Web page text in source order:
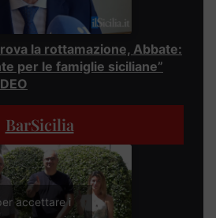
la rottamazione, Abbate:
per le famiglie siciliane”
BarSicilia
accettare i